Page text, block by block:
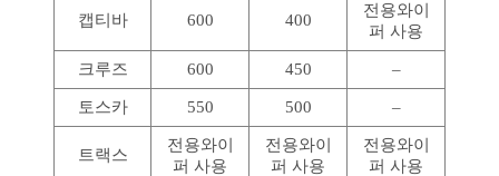
캡티바 600 400
전용와이
퍼 사용
크루즈 600 450 –
토스카 550 500 –
트랙스
전용와이
퍼 사용
전용와이
퍼 사용
전용와이
퍼 사용